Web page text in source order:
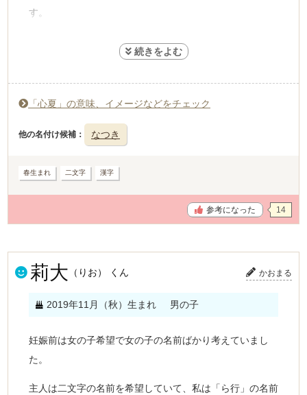
す。
夏と海が好きな旦那なのでどうしても「夏」と言う漢字を
入れたかったみたいです。ここなと言う読みもココナッツ
実際産まれたのは5月なので夏ではないのですが、9月の
頭に妊娠が分かったので「夏にママのお腹に来てくれたか
ら」と無理やりな理由を後付けしました。
名付けの決定権は最初から私にはありませんでしたが、私
も娘の名前をとても気にいってます。
「心夏」の意味、イメージなどをチェック
他の名付け候補 なつき
春生まれ 二文字 漢字
参考になった 14
莉大 （りお） くん かおまる
2019年11月（秋）生まれ 男の子
妊娠前は女の子希望で女の子の名前ばかり考えていまし
た。
主人は二文字の名前を希望していて、私は「ら行」の名前